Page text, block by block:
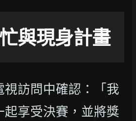
與現身計畫
視訪問中確認：「我
享受決賽，並將獎